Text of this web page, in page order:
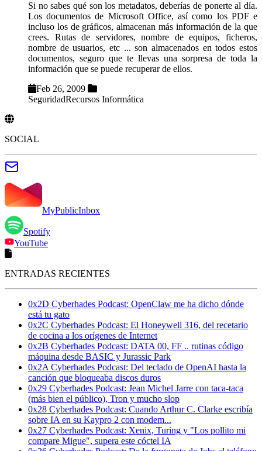
Si no sabes qué son los metadatos, deberías de ponerte al día.
Los documentos de Microsoft Office, así como los PDF e
incluso los de gráficos, almacenan más información de la que
crees. Rutas de servidores, nombre de equipos, ficheros,
nombre de usuarios, etc ... son almacenados en todos estos
documentos, seguro que te llevas una sorpresa de toda la
información que se puede recuperar de ellos.
Feb 26, 2009
SeguridadRecursos Informática
SOCIAL
MyPublicInbox
Spotify
YouTube
ENTRADAS RECIENTES
0x2D Cyberhades Podcast: OpenClaw me ha dicho dónde
está tu gato
0x2C Cyberhades Podcast: El Honeywell 316, del recetario
de cocina a los orígenes de Internet
0x2B Cyberhades Podcast: DATA 00, FF .. rutinas código
máquina desde BASIC y Jurassic Park
0x2A Cyberhades Podcast: Del teclado de OpenAI hasta la
canción que bloqueaba discos duros
0x29 Cyberhades Podcast: Jean Michel Jarre con taca-taca
(más bien el público), Tron y mucho slop
0x28 Cyberhades Podcast: Cuando Arthur C. Clarke escribía
sobre IA en su Kaypro 2 con modem...
0x27 Cyberhades Podcast: Xenix, Turing y "Los pollito mi
compare Migue", supera este cóctel IA